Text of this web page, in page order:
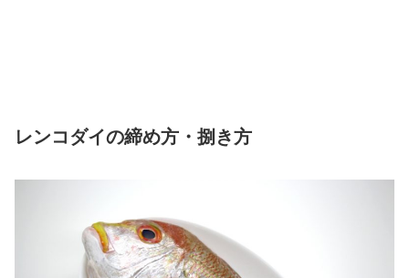
レンコダイの締め方・捌き方